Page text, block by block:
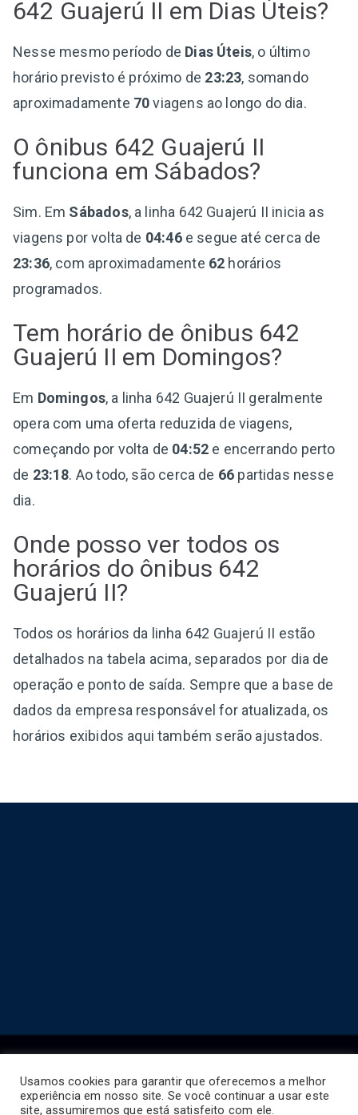
642 Guajerú II em Dias Úteis?
Nesse mesmo período de Dias Úteis, o último
horário previsto é próximo de 23:23, somando
aproximadamente 70viagens ao longo do dia.
O ônibus 642 Guajerú II
funciona em Sábados?
Sim. Em Sábados, a linha 642 Guajerú II inicia as
viagens por volta de 04:46e segue até cerca de
23:36, com aproximadamente 62 horários
programados.
Tem horário de ônibus 642
Guajerú II em Domingos?
Em Domingos, a linha 642 Guajerú II geralmente
opera com uma oferta reduzida de viagens,
começando por volta de 04:52 e encerrando perto
de 23:18. Ao todo, são cerca de 66 partidas nesse
dia.
Onde posso ver todos os
horários do ônibus 642
Guajerú II?
Todos os horários da linha 642 Guajerú II estão
detalhados na tabela acima, separados por dia de
operação e ponto de saída. Sempre que a base de
dados da empresa responsável for atualizada, os
horários exibidos aqui também serão ajustados.
Copyright © 2026 Horário de Ônibus BR
Usamos cookies para garantir que oferecemos a melhor
experiência em nosso site. Se você continuar a usar este
site, assumiremos que está satisfeito com ele.